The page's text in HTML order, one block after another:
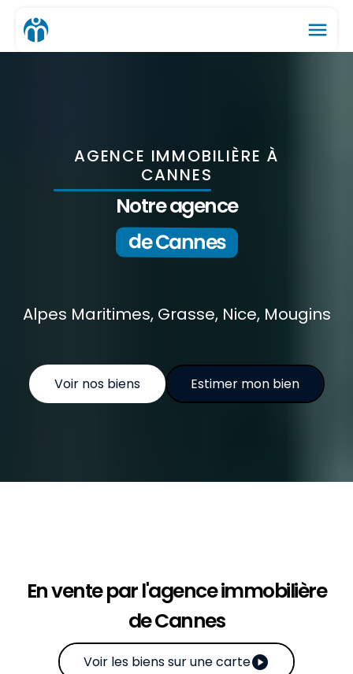
menu
AGENCE IMMOBILIÈRE À
CANNES
Notre agence
de Cannes
Alpes Maritimes, Grasse, Nice, Mougins
Voir nos biens Estimer mon bien
En vente par l'agence immobilière
de Cannes
Voir les biens sur une carteplay_circle